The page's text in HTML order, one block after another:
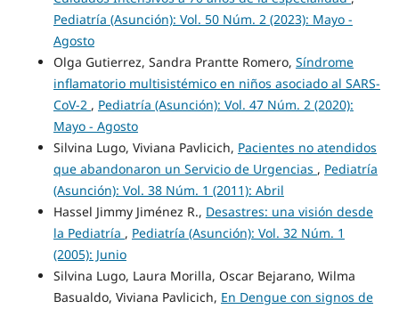
Pediatría (Asunción): Vol. 50 Núm. 2 (2023): Mayo -
Agosto
Olga Gutierrez, Sandra Prantte Romero, Síndrome
inflamatorio multisistémico en niños asociado al SARS-
CoV-2 , Pediatría (Asunción): Vol. 47 Núm. 2 (2020):
Mayo - Agosto
Silvina Lugo, Viviana Pavlicich, Pacientes no atendidos
que abandonaron un Servicio de Urgencias , Pediatría
(Asunción): Vol. 38 Núm. 1 (2011): Abril
Hassel Jimmy Jiménez R., Desastres: una visión desde
la Pediatría , Pediatría (Asunción): Vol. 32 Núm. 1
(2005): Junio
Silvina Lugo, Laura Morilla, Oscar Bejarano, Wilma
Basualdo, Viviana Pavlicich, En Dengue con signos de